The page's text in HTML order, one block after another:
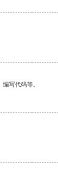
写代码等。